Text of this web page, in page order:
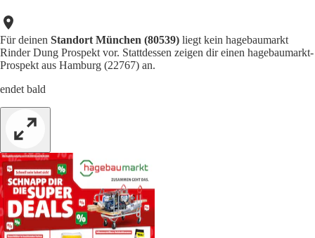
Für deinen Standort München (80539) liegt kein hagebaumarkt
Rinder Dung Prospekt vor. Stattdessen zeigen dir einen hagebaumarkt-
Prospekt aus Hamburg (22767) an.
endet bald